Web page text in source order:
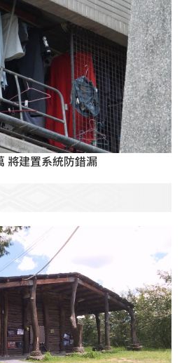
將建置系統防錯漏